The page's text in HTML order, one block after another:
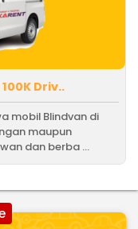
Driv..
mobil Blindvan di
maupun
dan berba ...